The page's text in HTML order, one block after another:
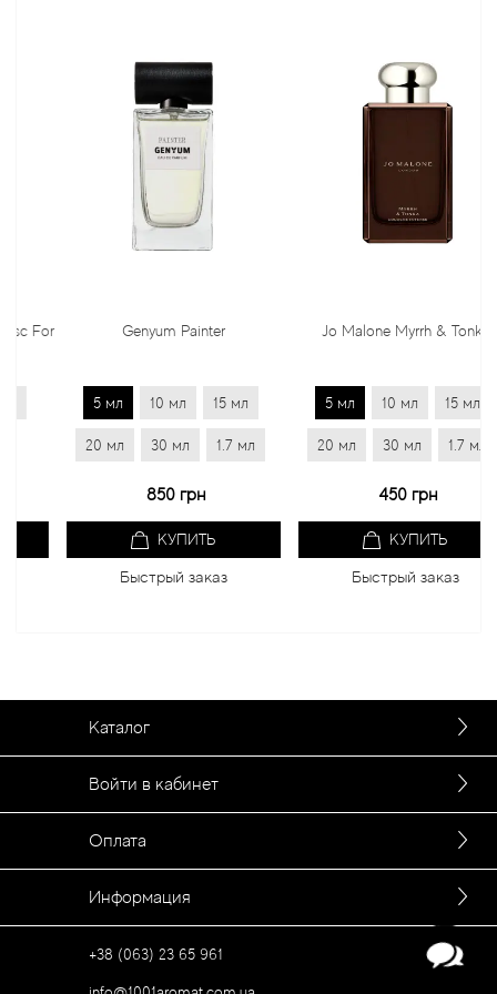
For Genyum Painter
10 мл 15 мл
20 мл 30 мл 1.7 мл
850 грн
КУПИТЬ
Быстрый заказ
Jo Malone Myrrh & Tonka
10 мл 15 мл
20 мл 30 мл 1.7 мл
450 грн
КУПИТЬ
Быстрый заказ
Каталог
Войти в кабинет
Оплата
Информация
+38 (063) 23 65 961